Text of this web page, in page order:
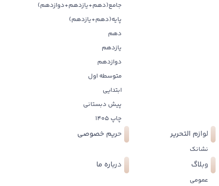
جامع(دهم+یازدهم+دوازدهم)
پایه(دهم+یازدهم)
دهم
یازدهم
دوازدهم
متوسطه اول
ابتدایی
پیش دبستانی
چاپ 1405
لوازم التحریر
نشانک
حریم خصوصی
وبلاگ
عمومی
درباره ما